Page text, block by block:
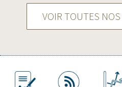
VOIR TOUTES NOS